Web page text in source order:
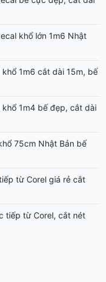
75cm Nhật Bản bế
từ Corel giá rẻ cắt
tiếp từ Corel, cắt nét
in áo thun?